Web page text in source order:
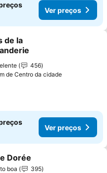
Ver preços
aos favoritos
de la
456
de Centro da cidade
Ver preços
aos favoritos
Dorée
boa
395